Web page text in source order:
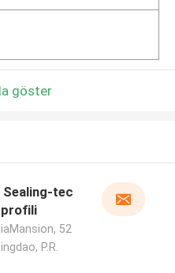
göster
Sealing-tec
52
P.R.